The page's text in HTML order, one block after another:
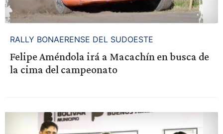
RALLY BONAERENSE DEL SUDOESTE
Felipe Améndola irá a Macachín en busca de
la cima del campeonato